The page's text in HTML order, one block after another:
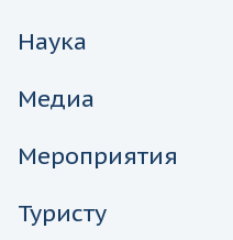
Наука
Медиа
Мероприятия
Туристу